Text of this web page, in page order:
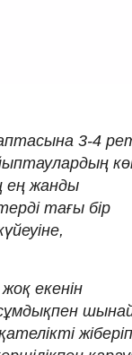
3-4
ең жанды
тағы бір
екенін
жіберіп